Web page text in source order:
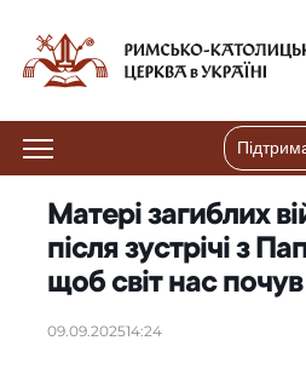
Матері загиблих
після зустрічі з
щоб світ нас почув
09.09.202514:24